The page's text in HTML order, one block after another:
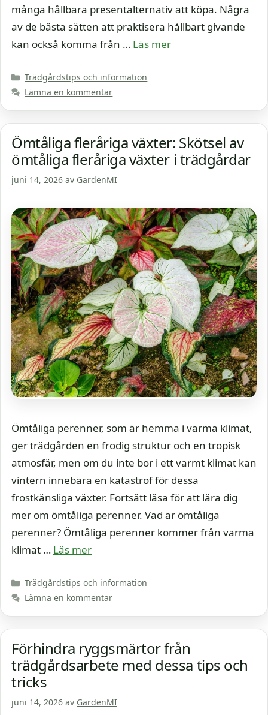
många hållbara presentalternativ att köpa. Några
av de bästa sätten att praktisera hållbart givande
kan också komma från … Läs mer
Kategorier
Trädgårdstips och information
Lämna en kommentar
Ömtåliga fleråriga växter: Skötsel av
ömtåliga fleråriga växter i trädgårdar
juni 14, 2026 av GardenMI
Ömtåliga perenner, som är hemma i varma klimat,
ger trädgården en frodig struktur och en tropisk
atmosfär, men om du inte bor i ett varmt klimat kan
vintern innebära en katastrof för dessa
frostkänsliga växter. Fortsätt läsa för att lära dig
mer om ömtåliga perenner. Vad är ömtåliga
perenner? Ömtåliga perenner kommer från varma
klimat … Läs mer
Kategorier
Trädgårdstips och information
Lämna en kommentar
Förhindra ryggsmärtor från
trädgårdsarbete med dessa tips och
tricks
juni 14, 2026 av GardenMI